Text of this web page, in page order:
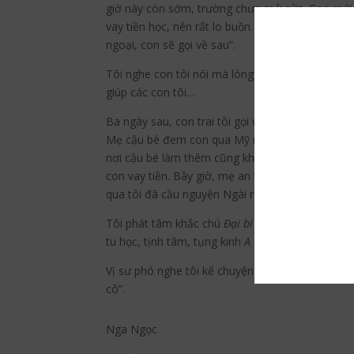
giờ này còn sớm, trường chưa mở cửa. Con
vay tiền học, nên rất lo buồn. Bà bảo con đưa
ngoại, con sẽ gọi về sau”.
Tôi nghe con tôi nói mà lòng vui mừng không
giúp các con tôi…
Ba ngày sau, con trai tôi gọi về: “Mẹ biết
Mẹ cậu bé đem con qua Mỹ nhưng vì bà
nơi cậu bé làm thêm cũng khen, điểm đậu đại
con vay tiền. Bây giờ, mẹ an tâm lo cho bà
qua tôi đã cầu nguyện Ngài rất nhiều.
Tôi phát tâm khắc chú Đại bi
là để đền đáp
tu học, tịnh tâm, tụng kinhA Di Đà
Vị sư phó nghe tôi kể chuyện xong, nói: “Cô
cô”.
Nga Ngọc